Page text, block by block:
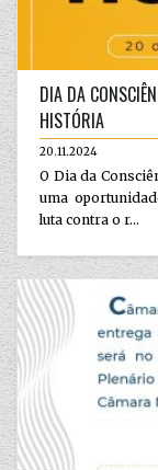
DIA DA
HISTÓRIA
20.11.2024
O Dia da
uma
luta contra o r...